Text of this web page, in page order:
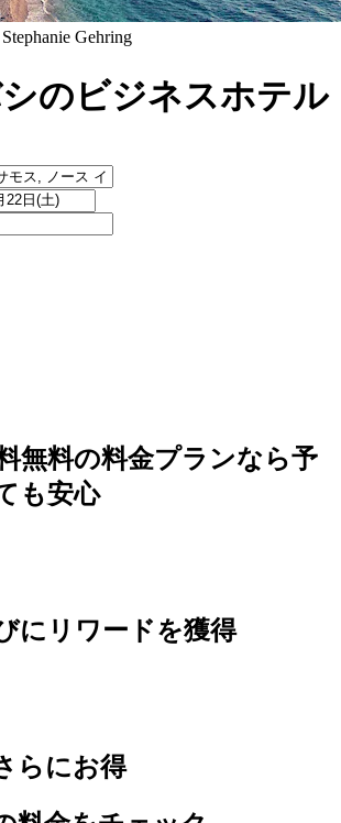
Gehring
のビジネスホテル
無料の料金プランなら予
も安心
にリワードを獲得
らにお得